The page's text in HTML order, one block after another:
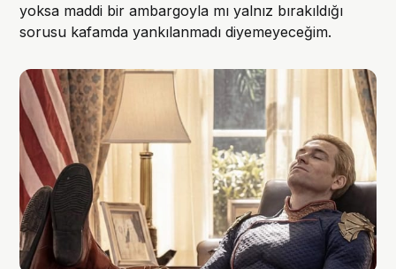
yoksa maddi bir ambargoyla mı yalnız bırakıldığı
sorusu kafamda yankılanmadı diyemeyeceğim.